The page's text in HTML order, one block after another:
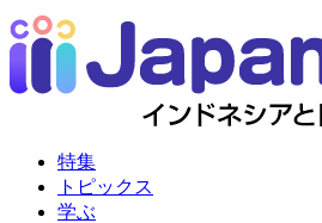
特集
トピックス
学ぶ